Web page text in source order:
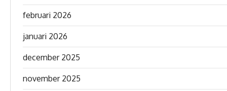
februari 2026
januari 2026
december 2025
november 2025